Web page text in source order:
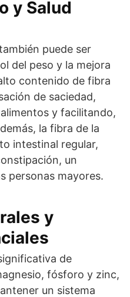
y Salud
puede ser
del peso y la mejora
contenido de fibra
de saciedad,
y facilitando,
la fibra de la
intestinal regular,
un
personas mayores.
y
de
fósforo y zinc,
un sistema